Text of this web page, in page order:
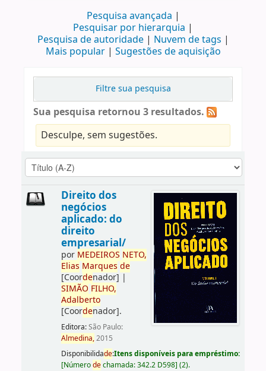
Pesquisa avançada
Pesquisar por hierarquia
Pesquisa de autoridade
Nuvem de tags
Mais popular
Sugestões de aquisição
Filtre sua pesquisa
Sua pesquisa retornou 3 resultados.
Desculpe, sem sugestões.
Direito dos
negócios
aplicado: do
direito
empresarial/
por MEDEIROS NETO,
Elias Marques de
[Coordenador] |
SIMÃO FILHO,
Adalberto
[Coordenador].
Editora:São Paulo:
Almedina,2015
Disponibilidade:Itens disponíveis para empréstimo:
[Númerodechamada:342.2 D598] (2).